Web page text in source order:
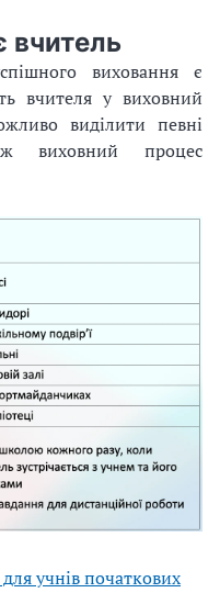
виховання є
вчителя у виховний
виділити певні
виховний процес
учнів початкових